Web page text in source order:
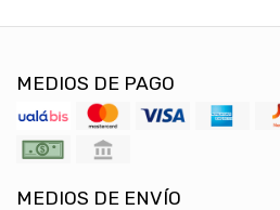
MEDIOS DE PAGO
MEDIOS DE ENVÍO